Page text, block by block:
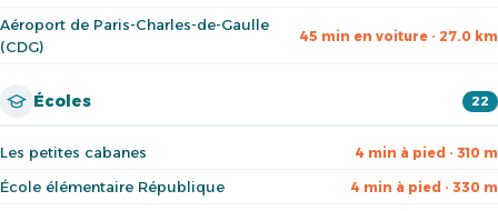
Aéroport de Paris-Charles-de-Gaulle
(CDG)
45 min en voiture · 27.0 km
Écoles 22
Les petites cabanes 4 min à pied · 310 m
École élémentaire République 4 min à pied · 330 m